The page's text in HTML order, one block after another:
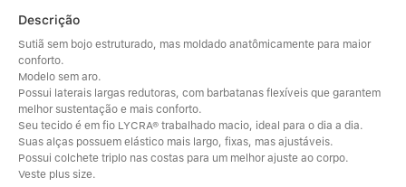
Descrição
Sutiã sem bojo estruturado, mas moldado anatômicamente para maior
conforto.
Modelo sem aro.
Possui laterais largas redutoras, com barbatanas flexíveis que garantem
melhor sustentação e mais conforto.
Seu tecido é em fio LYCRA® trabalhado macio, ideal para o dia a dia.
Suas alças possuem elástico mais largo, fixas, mas ajustáveis.
Possui colchete triplo nas costas para um melhor ajuste ao corpo.
Veste plus size.